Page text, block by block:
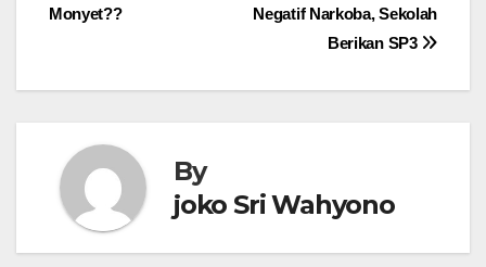
Negatif Narkoba, Sekolah
Berikan SP3
Monyet??
By
joko Sri Wahyono